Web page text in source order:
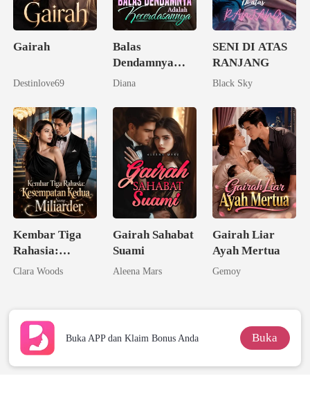
Gairah
Destinlove69
Balas
Dendamnya
Adalah
Diana
SENI DI ATAS
RANJANG
Black Sky
Kembar Tiga
Rahasia:
Kesempatan
Clara Woods
Gairah Sahabat
Suami
Aleena Mars
Gairah Liar
Ayah Mertua
Gemoy
Buka APP dan Klaim Bonus Anda Buka